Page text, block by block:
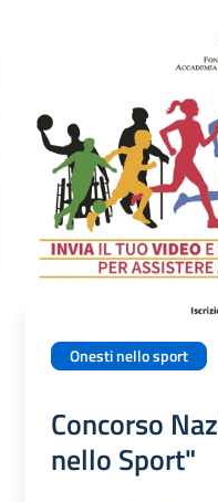
Onesti nello sport
Concorso
nello Sport"